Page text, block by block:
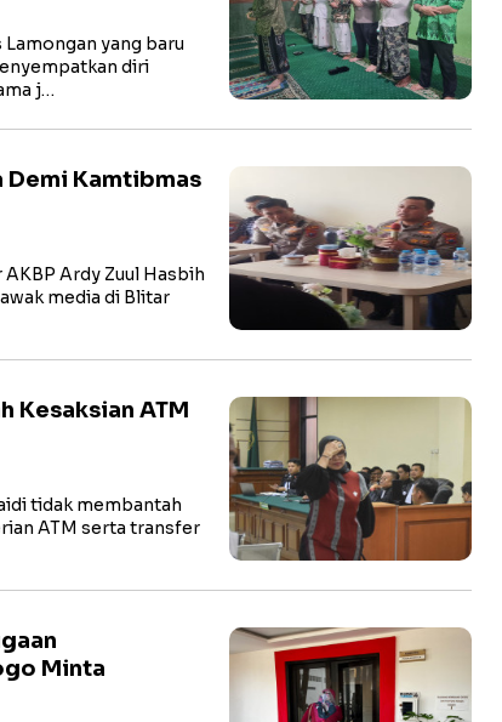
Lamongan yang baru
diri
j…
Kamtibmas
Ardy Zuul Hasbih
media di Blitar
Kesaksian ATM
tidak membantah
ATM serta transfer
Minta